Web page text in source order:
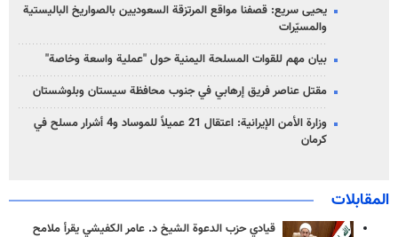
يحيى سريع: قصفنا مواقع المرتزقة السعوديين بالصواريخ الباليستية
والمسيّرات
بيان مهم للقوات المسلحة اليمنية حول "عملية واسعة وخاصة"
مقتل عناصر فريق إرهابي في جنوب محافظة سيستان وبلوشستان
وزارة الأمن الإيرانية: اعتقال 21 عميلاً للموساد و4 أشرار مسلح في
كرمان
المقابلات
قيادي حزب الدعوة الشيخ د. عامر الكفيشي يقرأ ملامح